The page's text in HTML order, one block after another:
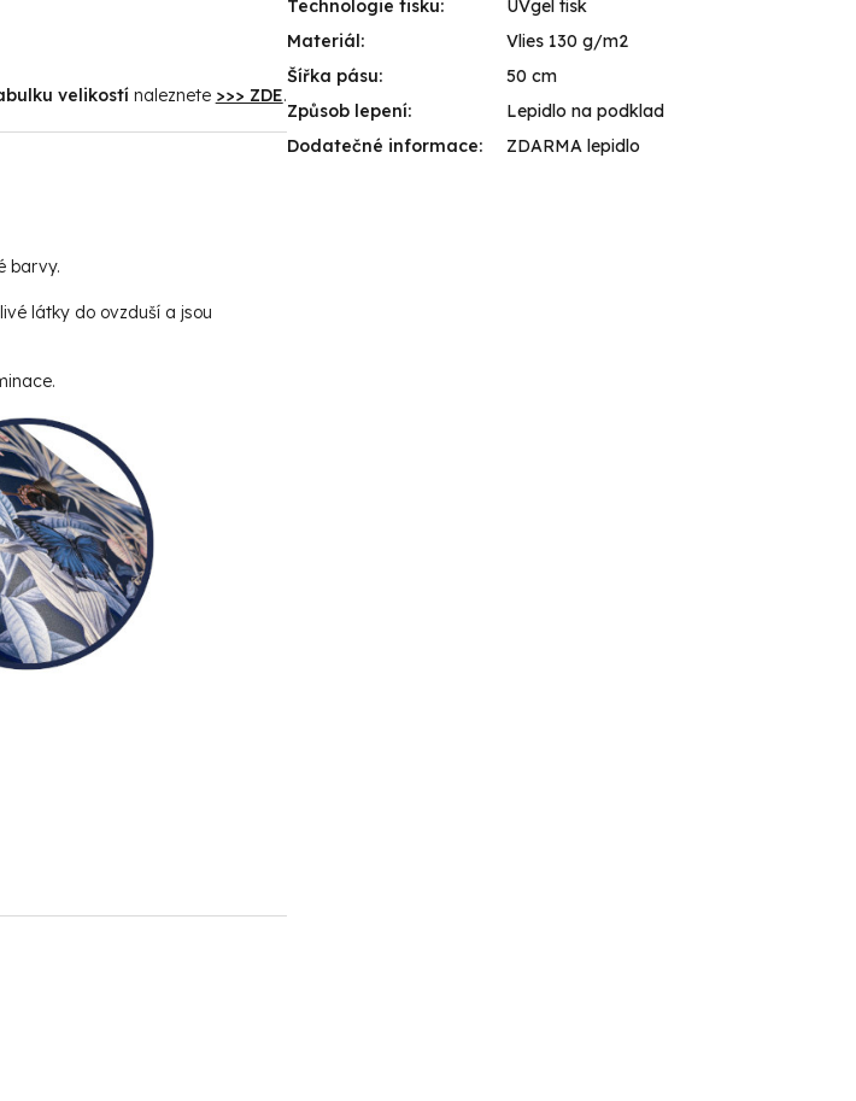
velikostínaleznete >>> ZDE.
barvy.
látky do ovzduší a jsou
Technologie tisku:
UVgel tisk
Materiál:
Vlies 130 g/m2
Šířka pásu:
50 cm
Způsob lepení:
Lepidlo na podklad
Dodatečné informace: ZDARMA lepidlo